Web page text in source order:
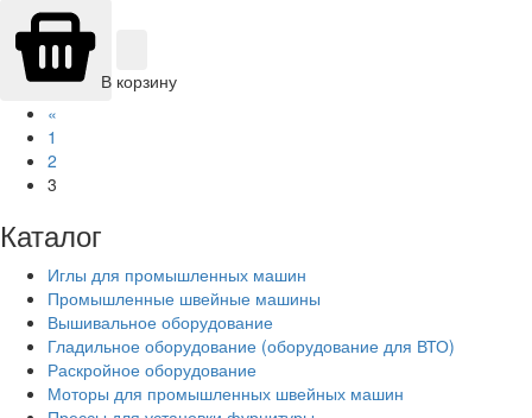
В корзину
«
1
2
3
Каталог
Иглы для промышленных машин
Промышленные швейные машины
Вышивальное оборудование
Гладильное оборудование (оборудование для ВТО)
Раскройное оборудование
Моторы для промышленных швейных машин